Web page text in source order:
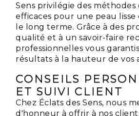
Sens privilégie des
efficaces pour une peau lisse
le long terme. Grâce à des
qualité et à un savoir-faire
professionnelles vous
résultats à la hauteur de vos
CONSEILS
ET SUIVI CLIENT
Chez Éclats des Sens, nous
d'honneur à offrir à nos